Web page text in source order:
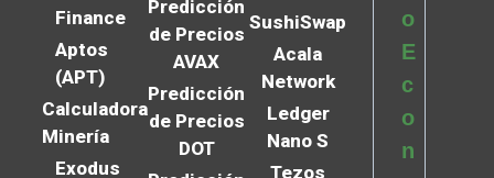
Finance
Aptos
(APT)
Calculadora
Minería
Exodus
Predicción
de Precios
AVAX
Predicción
de Precios
DOT
SushiSwap
Acala
Network
Ledger
Nano S
Tezos
o
E
c
o
n